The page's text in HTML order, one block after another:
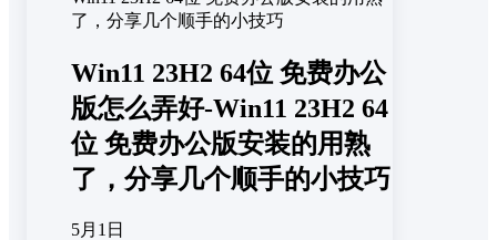
Win11 23H2 64位 免费办公
版怎么弄好-Win11 23H2 64
位 免费办公版安装的用熟
了，分享几个顺手的小技巧
5月1日